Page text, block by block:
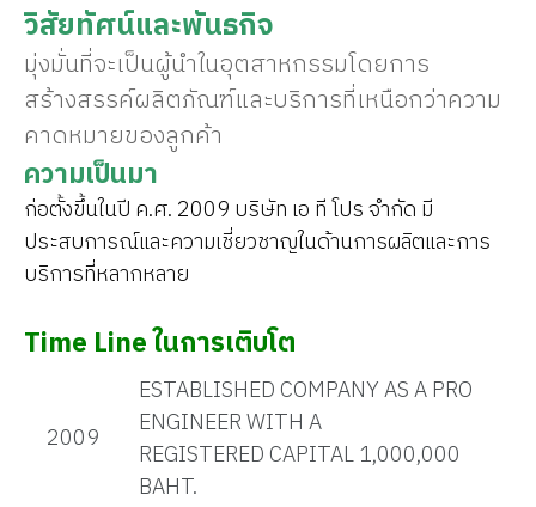
วิสัยทัศน์และพันธกิจ
มุ่งมั่นที่จะเป็นผู้นำในอุตสาหกรรมโดยการ
สร้างสรรค์ผลิตภัณฑ์และบริการที่เหนือกว่าความ
คาดหมายของลูกค้า
ความเป็นมา
ก่อตั้งขึ้นในปี ค.ศ. 2009 บริษัท เอ ที โปร จำกัด มี
ประสบการณ์และความเชี่ยวชาญในด้านการผลิตและการ
บริการที่หลากหลาย
Time Line ในการเติบโต
2009
ESTABLISHED COMPANY AS A PRO
ENGINEER WITH A
REGISTERED CAPITAL 1,000,000
BAHT.